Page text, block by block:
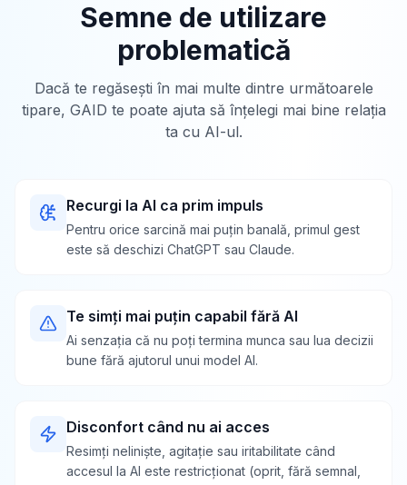
Semne de utilizare
problematică
Dacă te regăsești în mai multe dintre următoarele
tipare, GAID te poate ajuta să înțelegi mai bine relația
ta cu AI-ul.
Recurgi la AI ca prim impuls
Pentru orice sarcină mai puțin banală, primul gest
este să deschizi ChatGPT sau Claude.
Te simți mai puțin capabil fără AI
Ai senzația că nu poți termina munca sau lua decizii
bune fără ajutorul unui model AI.
Disconfort când nu ai acces
Resimți neliniște, agitație sau iritabilitate când
accesul la AI este restricționat (oprit, fără semnal,